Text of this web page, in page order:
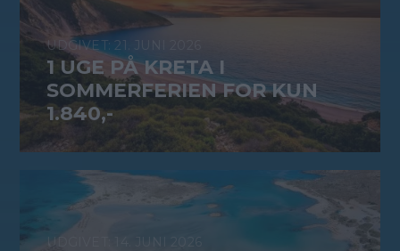
21. JUNI 2026
1 UGE PÅ KRETA I
SOMMERFERIEN FOR KUN
1.840,-